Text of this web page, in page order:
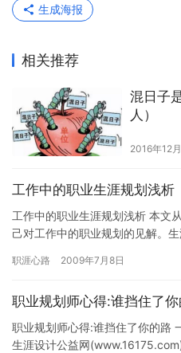
生成海报
相关推荐
混日子
人）
2016年12
工作中的职业生涯规划浅析
工作中的职业生涯规划浅析 本文
己对工作中的职业规划的见解。
职涯心路 2009年7月8日
职业规划师心得:谁挡住了你
职业规划师心得:谁挡住了你的路
生涯设计公益网